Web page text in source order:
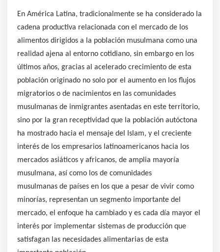
En América Latina, tradicionalmente se ha considerado la
cadena productiva relacionada con el mercado de los
alimentos dirigidos a la población musulmana como una
realidad ajena al entorno cotidiano, sin embargo en los
últimos años, gracias al acelerado crecimiento de esta
población originado no solo por el aumento en los flujos
migratorios o de nacimientos en las comunidades
musulmanas de inmigrantes asentadas en este territorio,
sino por la gran receptividad que la población autóctona
ha mostrado hacia el mensaje del Islam, y el creciente
interés de los empresarios latinoamericanos hacia los
mercados asiáticos y africanos, de amplia mayoría
musulmana, así como los de comunidades
musulmanas de países en los que a pesar de vivir como
minorías, representan un segmento importante del
mercado, el enfoque ha cambiado y es cada día mayor el
interés por implementar sistemas de producción que
satisfagan las necesidades alimentarias de esta